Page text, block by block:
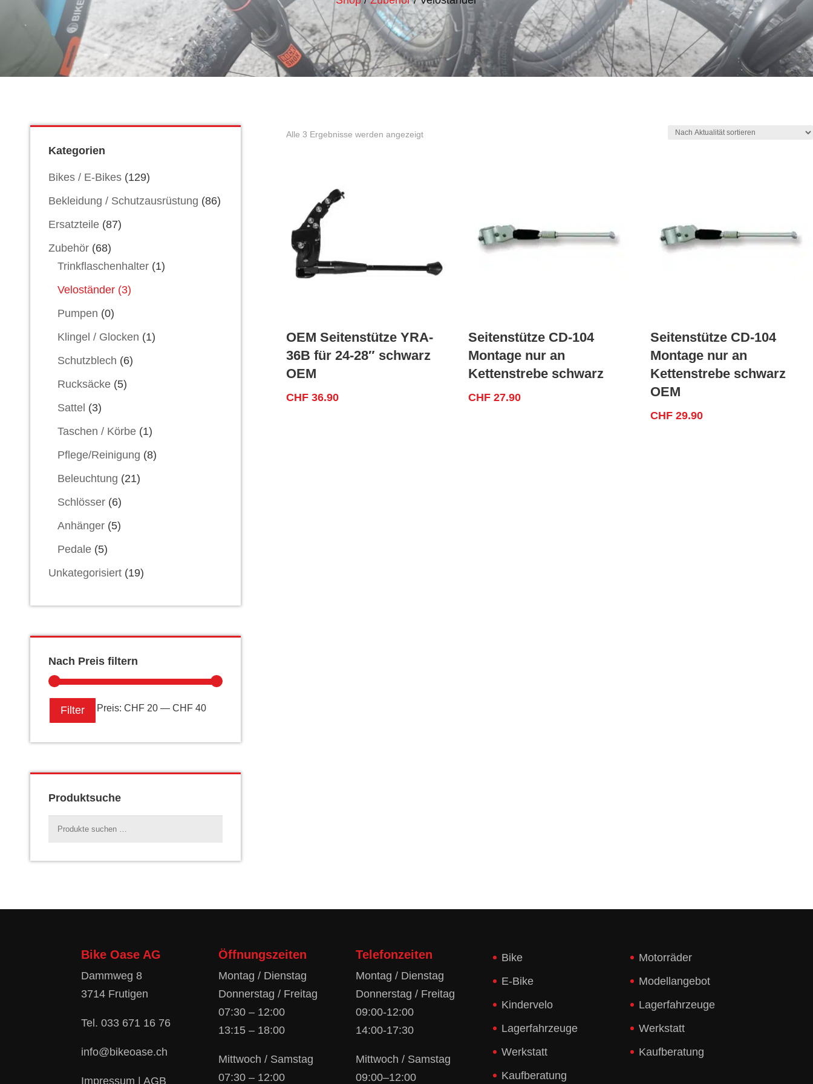
Kategorien
Bikes / E-Bikes (129)
Bekleidung / Schutzausrüstung (86)
Ersatzteile (87)
Zubehör (68)
Trinkflaschenhalter (1)
Veloständer (3)
Pumpen (0)
Klingel / Glocken (1)
Schutzblech (6)
Rucksäcke (5)
Sattel (3)
Taschen / Körbe (1)
Pflege/Reinigung (8)
Beleuchtung (21)
Schlösser (6)
Anhänger (5)
Pedale (5)
Unkategorisiert (19)
Nach Preis filtern
Min.
Max.Filter Preis:CHF 20 —CHF 40
Produktsuche
Suchen
Alle 3 Ergebnisse werden angezeigtNach
OEM Seitenstütze YRA-
36B für 24-28″ schwarz
OEM
CHF36.90
Seitenstütze CD-104
Montage nur an
Kettenstrebe schwarz
CHF27.90
Seitenstütze CD-104
Montage nur an
Kettenstrebe schwarz
OEM
CHF29.90
Bike Oase AG
Dammweg 8
3714 Frutigen
Tel.033 671 16 76
info@bikeoase.ch
Impressum |AGB
Öffnungszeiten
Montag / Dienstag
Donnerstag / Freitag
07:30 – 12:00
13:15 – 18:00
Mittwoch / Samstag
07:30 – 12:00
Telefonzeiten
Montag / Dienstag
Donnerstag / Freitag
09:00-12:00
14:00-17:30
Mittwoch / Samstag
09:00–12:00
Bike
E-Bike
Kindervelo
Lagerfahrzeuge
Werkstatt
Kaufberatung
Motorräder
Modellangebot
Lagerfahrzeuge
Werkstatt
Kaufberatung